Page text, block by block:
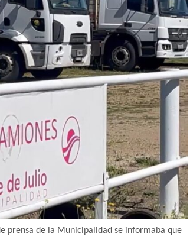
prensa de la Municipalidad se informaba que